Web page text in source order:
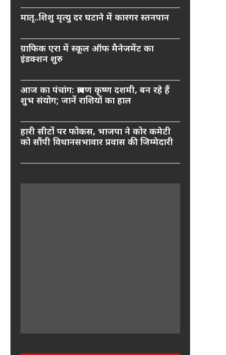
मातृ..शिशु मृत्यु दर घटाने में कारगर स्तनपान
ग्राफिक एरा में स्कूल ऑफ मैनेजमेंट का
इंडक्शन शुरु
आज का पंचांग: श्रावण कृष्ण दशमी, बन रहे हैं
शुभ संयोग; जानें राशियों का हाल
हारी सीटों पर फोकस, भाजपा ने कोर कमेटी
को सौंपी विधानसभावार प्रवास की जिम्मेदारी